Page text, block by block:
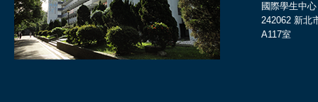
國際學生中心
242062 新北
A117室